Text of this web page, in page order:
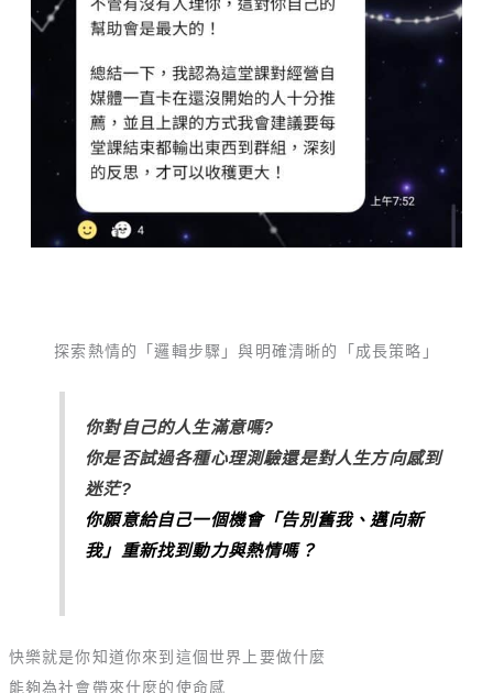
探索熱情的「邏輯步驟」與明確清晰的「成長策略」
你對自己的人生滿意嗎?
你是否試過各種心理測驗還是對人生方向感到
迷茫?
你願意給自己一個機會「告別舊我、邁向新
我」重新找到動力與熱情嗎？
快樂就是你知道你來到這個世界上要做什麼
能夠為社會帶來什麼的使命感